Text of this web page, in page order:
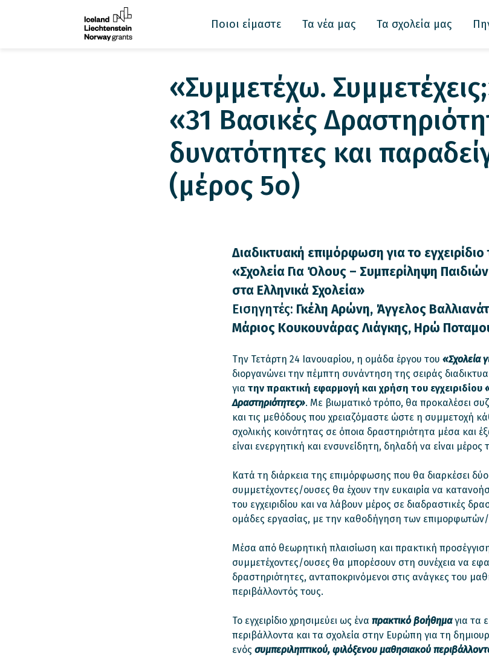
Ποιοι είμαστε Τα νέα μας Τα σχολεία μας
«Συμμετέχω.
«31 Βασικές
δυνατότητες και
(μέρος 5o)
Διαδικτυακή επιμόρφωση για το
«Σχολεία Για Όλους – Συμπερίληψη
στα Ελληνικά Σχολεία»
Εισηγητές: Γκέλη Αρώνη, Άγγελος
Μάριος Κουκουνάρας Λιάγκης, Ηρώ
Την Τετάρτη 24 Ιανουαρίου, η ομάδα έργου του «Σχολεία
διοργανώνει την πέμπτη συνάντηση της σειράς
για την πρακτική εφαρμογή και χρήση του εγχειριδίου
Δραστηριότητες». Με βιωματικό τρόπο, θα προκαλέσει
και τις μεθόδους που χρειαζόμαστε ώστε η συμμετοχή
σχολικής κοινότητας σε όποια δραστηριότητα μέσα και
είναι ενεργητική και ενσυνείδητη, δηλαδή να είναι
Κατά τη διάρκεια της επιμόρφωσης που θα διαρκέσει
συμμετέχοντες/ουσες θα έχουν την ευκαιρία να
του εγχειριδίου και να λάβουν μέρος σε διαδραστικές
ομάδες εργασίας, με την καθοδήγηση των επιμορφωτών/
Μέσα από θεωρητική πλαισίωση και πρακτική
συμμετέχοντες/ουσες θα μπορέσουν στη συνέχεια να
δραστηριότητες, ανταποκρινόμενοι στις ανάγκες του
περιβάλλοντός τους.
Το εγχειρίδιο χρησιμεύει ως ένα πρακτικό βοήθημαγια τα
περιβάλλοντα και τα σχολεία στην Ευρώπη για τη
ενός συμπεριληπτικού, φιλόξενου μαθησιακού